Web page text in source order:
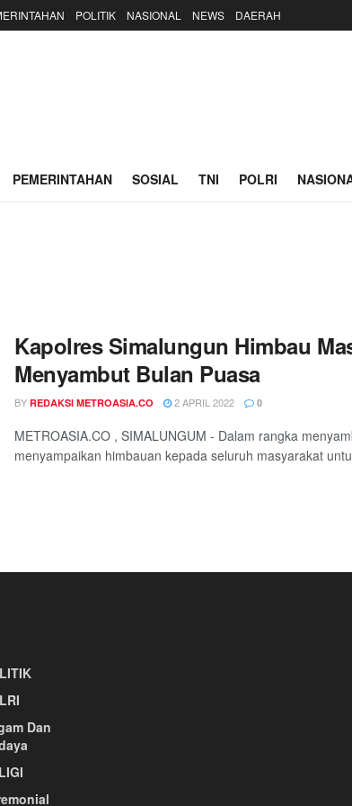
POLITIK NASIONAL NEWS DAERAH
PEMERINTAHAN SOSIAL TNI POLRI
Kapolres Simalungun Himbau
Menyambut Bulan Puasa
BY REDAKSI METROASIA.CO 2 APRIL 2022 0
METROASIA.CO , SIMALUNGUM - Dalam rangka
menyampaikan himbauan kepada seluruh masyarakat
Dan